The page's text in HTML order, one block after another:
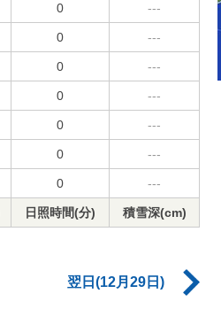
0 ---
0 ---
0 ---
0 ---
0 ---
0 ---
0 ---
日照時間(分) 積雪深(cm)
翌日(12月29日)